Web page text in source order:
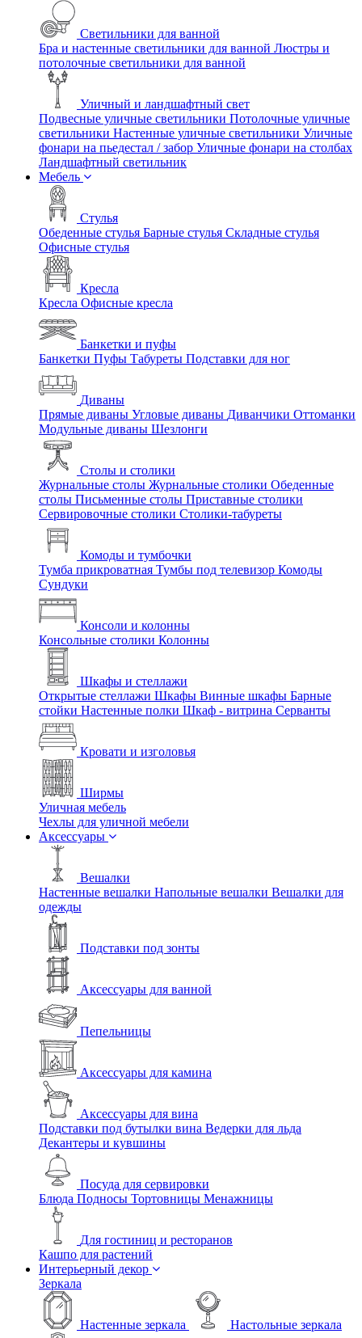
Светильники для ванной
Бра и настенные светильники для ванной Люстры и
потолочные светильники для ванной
Уличный и ландшафтный свет
Подвесные уличные светильники Потолочные уличные
светильники Настенные уличные светильники Уличные
фонари на пьедестал / забор Уличные фонари на столбах
Ландшафтный светильник
Мебель
Стулья
Обеденные стулья Барные стулья Складные стулья
Офисные стулья
Кресла
Кресла Офисные кресла
Банкетки и пуфы
Банкетки Пуфы Табуреты Подставки для ног
Диваны
Прямые диваны Угловые диваны Диванчики Оттоманки
Модульные диваны Шезлонги
Столы и столики
Журнальные столы Журнальные столики Обеденные
столы Письменные столы Приставные столики
Сервировочные столики Столики-табуреты
Комоды и тумбочки
Тумба прикроватная Тумбы под телевизор Комоды
Сундуки
Консоли и колонны
Консольные столики Колонны
Шкафы и стеллажи
Открытые стеллажи Шкафы Винные шкафы Барные
стойки Настенные полки Шкаф - витрина Серванты
Кровати и изголовья
Ширмы
Уличная мебель
Чехлы для уличной мебели
Аксессуары
Вешалки
Настенные вешалки Напольные вешалки Вешалки для
одежды
Подставки под зонты
Аксессуары для ванной
Пепельницы
Аксессуары для камина
Аксессуары для вина
Подставки под бутылки вина Ведерки для льда
Декантеры и кувшины
Посуда для сервировки
Блюда Подносы Тортовницы Менажницы
Для гостиниц и ресторанов
Кашпо для растений
Интерьерный декор
Зеркала
Настенные зеркала Настольные зеркала